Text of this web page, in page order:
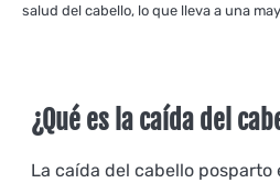
salud del cabello, lo que lleva a una
¿Qué es la caída del
La caída del cabello posparto